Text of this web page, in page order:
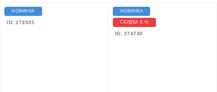
НОВИНКА
ID: 273535
НОВИНКА
СКИДКА 6 %
ID: 274730